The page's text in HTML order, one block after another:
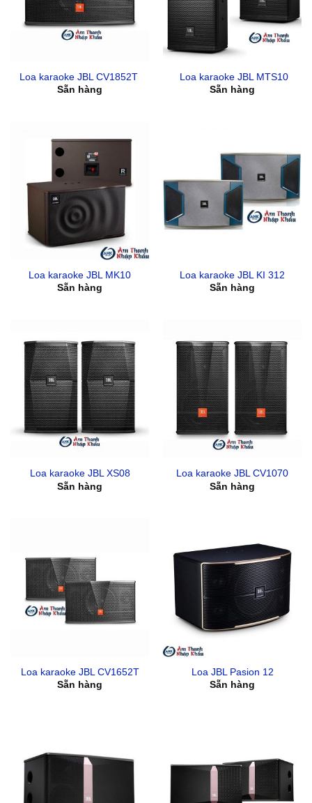
Loa karaoke JBL CV1852T
Sẵn hàng
Loa karaoke JBL MTS10
Sẵn hàng
Loa karaoke JBL MK10
Sẵn hàng
Loa karaoke JBL KI 312
Sẵn hàng
Loa karaoke JBL XS08
Sẵn hàng
Loa karaoke JBL CV1070
Sẵn hàng
Loa karaoke JBL CV1652T
Sẵn hàng
Loa JBL Pasion 12
Sẵn hàng